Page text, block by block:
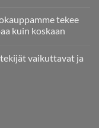
tekee
kuin koskaan
vaikuttavat ja